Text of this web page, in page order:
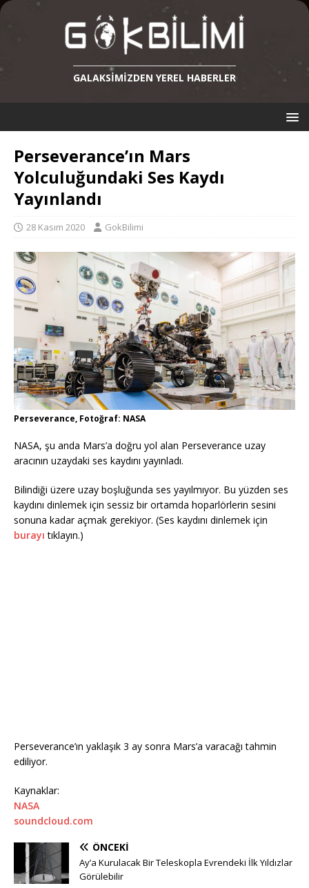
GALAKSIMIZDEN YEREL HABERLER
Perseverance’ın Mars
Yolculuğundaki Ses Kaydı
Yayınlandı
28 Kasım 2020 GokBilimi
Perseverance, Fotoğraf: NASA
NASA, şu anda Mars’a doğru yol alan Perseverance uzay
aracının uzaydaki ses kaydını yayınladı.
Bilindiği üzere uzay boşluğunda ses yayılmıyor. Bu yüzden ses
kaydını dinlemek için sessiz bir ortamda hoparlörlerin sesini
sonuna kadar açmak gerekiyor. (Ses kaydını dinlemek için
burayı tıklayın.)
Perseverance’ın yaklaşık 3 ay sonra Mars’a varacağı tahmin
ediliyor.
Kaynaklar:
NASA
soundcloud.com
ÖNCEKI
Ay’a Kurulacak Bir Teleskopla Evrendeki İlk Yıldızlar
Görülebilir